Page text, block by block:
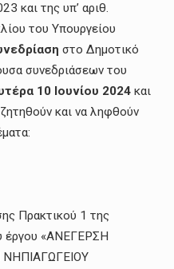
και της υπ’ αριθ.
του Υπουργείου
στο Δημοτικό
συνεδριάσεων του
10 Ιουνίου 2024 και
και να ληφθούν
Πρακτικού 1 της
έργου «ΑΝΕΓΕΡΣΗ